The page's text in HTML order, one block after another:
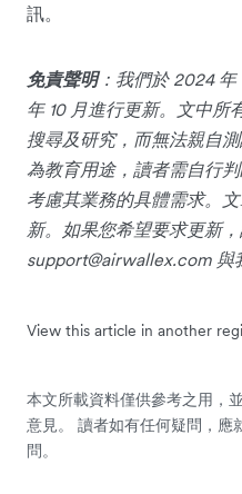
訊。
免責聲明：我們於 2024
年 10 月進行更新。文中所
搜尋及研究，而無法親自
為教育用途，讀者需自行
考慮其業務的具體需求。
新。如果您希望要求更新
support@airwallex.com 與
View this article in another
本文所載資料僅供參考之用，
意見。 讀者如有任何疑問，應
問。